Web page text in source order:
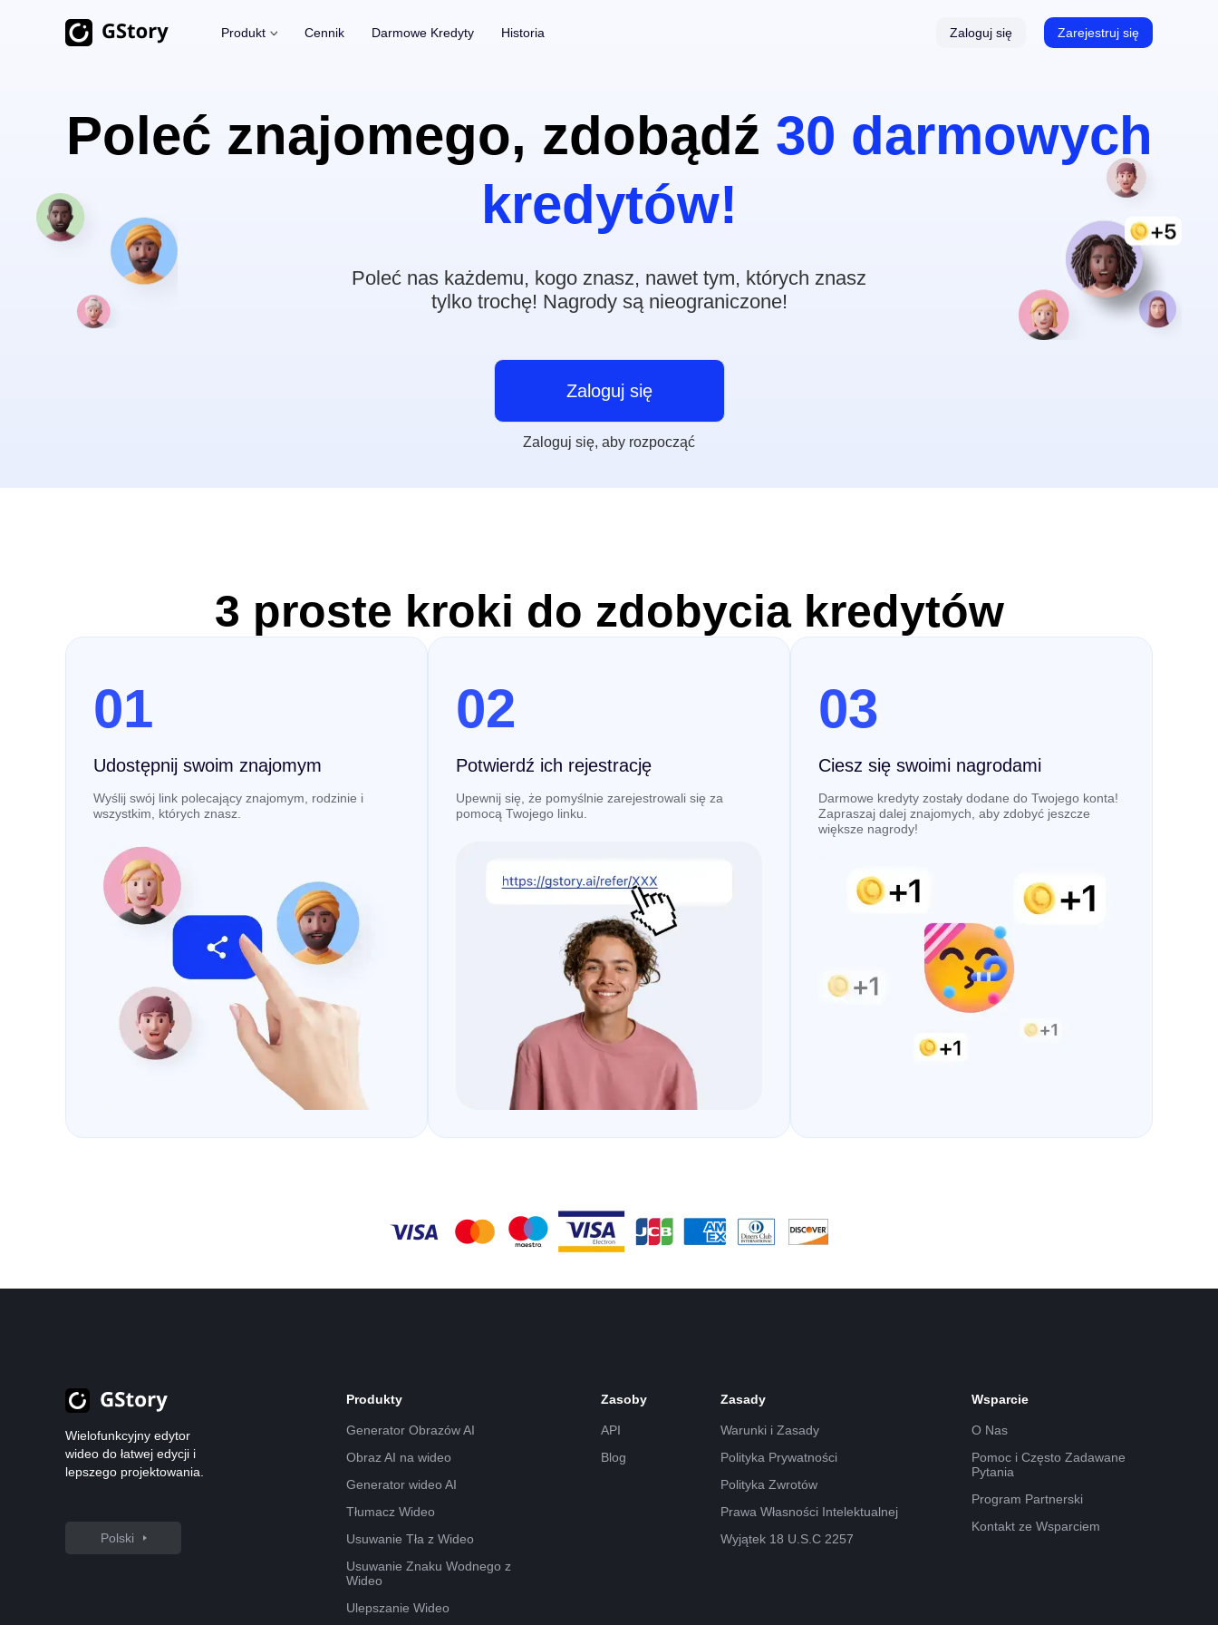
Produkt
Generator Obrazów AI Bez limitu
Generator wideo AI
Tłumacz Wideo Usuwanie Tła ze Zdjęć
Usuwanie Znaku Wodnego ze Zdjęć
Ulepszanie Zdjęć Bez limitu
Automatyczny Generator Napisów
Cennik Darmowe Kredyty Historia Zaloguj się Zarejestruj się
Poleć znajomego, zdobądź 30 darmowych
kredytów!
Poleć nas każdemu, kogo znasz, nawet tym, których znasz
tylko trochę! Nagrody są nieograniczone!
Zaloguj się
Zaloguj się, aby rozpocząć
3 proste kroki do zdobycia kredytów
01
Udostępnij swoim znajomym
Wyślij swój link polecający znajomym, rodzinie i
wszystkim, których znasz.
02
Potwierdź ich rejestrację
Upewnij się, że pomyślnie zarejestrowali się za
pomocą Twojego linku.
03
Ciesz się swoimi nagrodami
Darmowe kredyty zostały dodane do Twojego konta!
Zapraszaj dalej znajomych, aby zdobyć jeszcze
większe nagrody!
Wielofunkcyjny edytor
wideo do łatwej edycji i
lepszego projektowania.
Polski
Produkty
Generator Obrazów AI
Obraz AI na wideo
Generator wideo AI
Tłumacz Wideo
Usuwanie Tła z Wideo
Usuwanie Znaku Wodnego z
Wideo
Ulepszanie Wideo
Zasoby
API
Blog
Zasady
Warunki i Zasady
Polityka Prywatności
Polityka Zwrotów
Prawa Własności Intelektualnej
Wyjątek 18 U.S.C 2257
Wsparcie
O Nas
Pomoc i Często Zadawane
Pytania
Program Partnerski
Kontakt ze Wsparciem